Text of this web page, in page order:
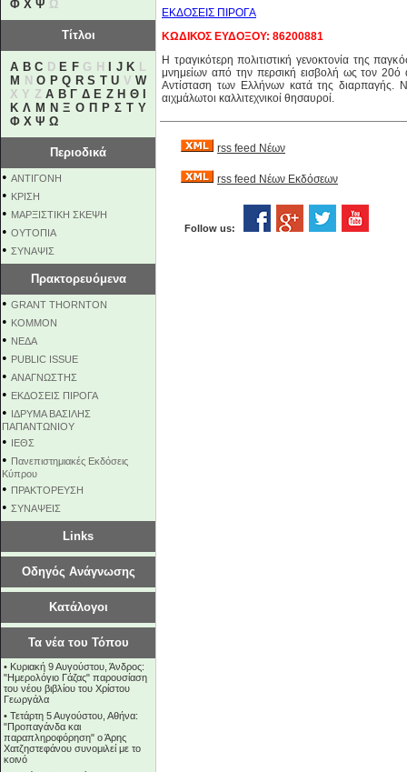
Φ Χ Ψ Ω
Τίτλοι
A B C D E FG H J K L
M
N O P Q R S T U V W
X Y ZΑ Β Γ Δ Ε Ζ Η Θ
Κ Λ Μ Ν Ξ Ο Π Ρ Σ Τ Υ
Φ Χ Ψ Ω
Περιοδικά
• ΑΝΤΙΓΟΝΗ
• ΚΡΙΣΗ
• ΜΑΡΞΙΣΤΙΚΗ ΣΚΕΨΗ
• ΟΥΤΟΠΙΑ
• ΣΥΝΑΨΙΣ
Πρακτορευόμενα
• GRANT THORNTON
• KOMMON
• NEΔΑ
• PUBLIC ISSUE
• ΑΝΑΓΝΩΣΤΗΣ
• ΕΚΔΟΣΕΙΣ ΠΙΡΟΓΑ
• ΙΔΡΥΜΑ ΒΑΣΙΛΗΣ
ΠΑΠΑΝΤΩΝΙΟΥ
• ΙΕΘΣ
• Πανεπιστημιακές Εκδόσεις
Κύπρου
• ΠΡΑΚΤΟΡΕΥΣΗ
• ΣΥΝΑΨΕΙΣ
Links
Οδηγός Ανάγνωσης
Κατάλογοι
Τα νέα του Τόπου
• Κυριακή 9 Αυγούστου, Άνδρος:
"Ημερολόγιο Γάζας" παρουσίαση
του νέου βιβλίου του Χρίστου
Γεωργάλα
• Τετάρτη 5 Αυγούστου, Αθήνα:
"Προπαγάνδα και
παραπληροφόρηση" ο Άρης
Χατζηστεφάνου συνομιλεί με το
κοινό
ΕΚΔΟΣΕΙΣ ΠΙΡΟΓΑ
ΚΩΔΙΚΟΣ ΕΥΔΟΞΟΥ: 86200881
Η τραγικότερη πολιτιστική γενοκτονία της
μνημείων από την περσική εισβολή ως τον 20ό
Αντίσταση των Ελλήνων κατά της
αιχμάλωτοι καλλιτεχνικοί θησαυροί.
rss feed Νέων
rss feed Νέων Εκδόσεων
Follow us: